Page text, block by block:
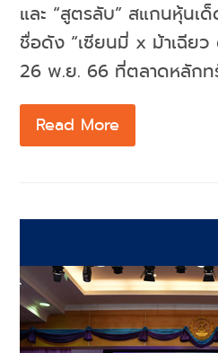
และ “สูตรลับ” สแกนหุ้นเ
ชื่อดัง “เซียนมี่ x ม้าเฉีย
26 พ.ย. 66 ที่ตลาดหลักท
Read More